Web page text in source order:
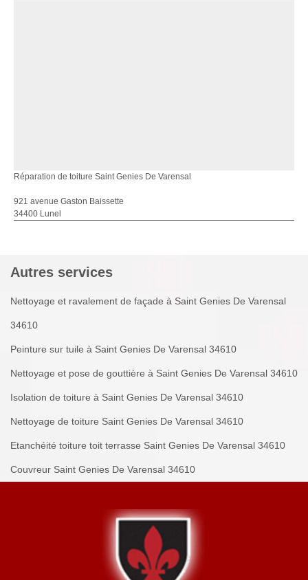
Réparation de toiture Saint Genies De Varensal
921 avenue Gaston Baissette
34400 Lunel
Autres services
Nettoyage et ravalement de façade à Saint Genies De Varensal
34610
Peinture sur tuile à Saint Genies De Varensal 34610
Nettoyage et pose de gouttière à Saint Genies De Varensal 34610
Isolation de toiture à Saint Genies De Varensal 34610
Nettoyage de toiture Saint Genies De Varensal 34610
Etanchéité toiture toit terrasse Saint Genies De Varensal 34610
Couvreur Saint Genies De Varensal 34610